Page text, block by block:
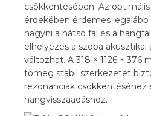
csökkentésében. Az
érdekében érdemes
hagyni a hátsó fal és a
elhelyezés a szoba
változhat. A 318 × 1126 × 376
tömeg stabil szerkezetet
rezonanciák csökkentéséhez
hangvisszaadáshoz.